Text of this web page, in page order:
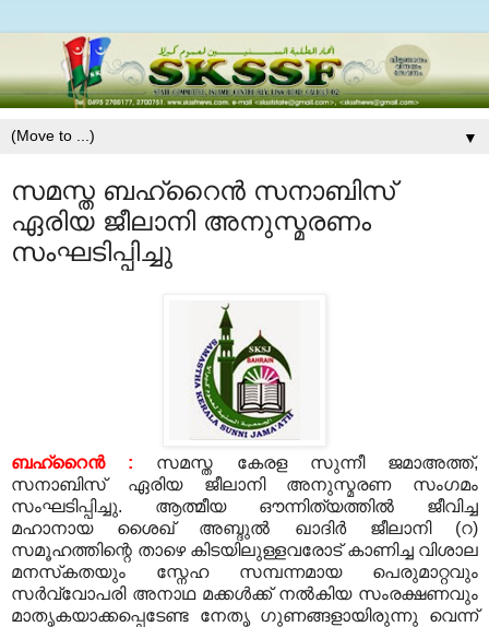
▼
സമസ്ത ബഹ്റൈന്‍ സനാബിസ്
ഏരിയ ജീലാനി അനുസ്മരണം
സംഘടിപ്പിച്ചു
ബഹ്റൈന്‍ : സമസ്ത കേരള സുന്നീ ജമാഅത്ത്,
സനാബിസ് ഏരിയ ജീലാനി അനുസ്മരണ സംഗമം
സംഘടിപ്പിച്ചു. ആത്മീയ ഔന്നിത്യത്തില്‍ ജീവിച്ച
മഹാനായ ശൈഖ് അബ്ദുല്‍ ഖാദിര്‍ ജീലാനി (റ)
സമൂഹത്തിന്റെ താഴെ കിടയിലുള്ളവരോട് കാണിച്ച വിശാല
മനസ്‌കതയും സ്നേഹ സമ്പന്നമായ പെരുമാറ്റവും
സര്‍വ്വോപരി അനാഥ മക്കള്‍ക്ക് നല്‍കിയ സംരക്ഷണവും
മാതൃകയാക്കപ്പെടേണ്ട നേതൃ ഗുണങ്ങളായിരുന്നു വെന്ന്